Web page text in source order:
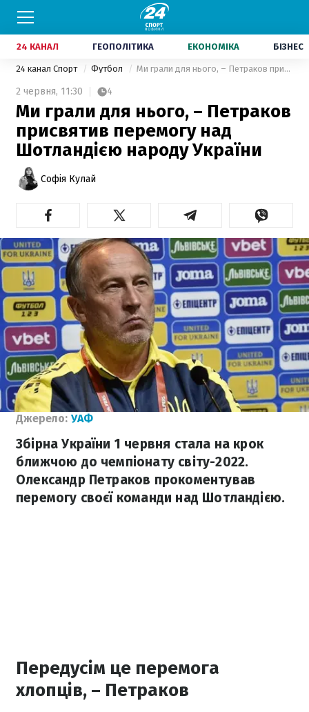
24 КАНАЛ ГЕОПОЛІТИКА ЕКОНОМІКА БІЗНЕС
24 канал Спорт Футбол Ми грали для нього, – Петраков присвятив перемогу над Шотландією народу України
2 червня, 11:30 4
Ми грали для нього, – Петраков
присвятив перемогу над
Шотландією народу України
Софія Кулай
Джерело: УАФ
Збірна України 1 червня стала на крок
ближчою до чемпіонату світу-2022.
Олександр Петраков прокоментував
перемогу своєї команди над Шотландією.
Передусім це перемога
хлопців, – Петраков